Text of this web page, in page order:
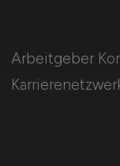
Arbeitgeber